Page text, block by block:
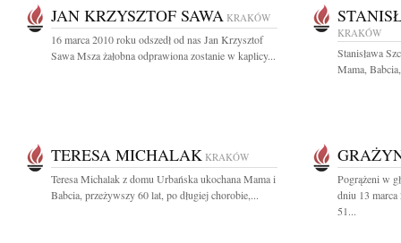
JAN KRZYSZTOF SAWA KRAKÓW
16 marca 2010 roku odszedł od nas Jan Krzysztof
Sawa Msza żałobna odprawiona zostanie w kaplicy...
KRAKÓW
Stanisława
Mama,
TERESA MICHALAK KRAKÓW
Teresa Michalak z domu Urbańska ukochana Mama i
Babcia, przeżywszy 60 lat, po długiej chorobie,...
Pogrążeni w
dniu 13 marca
51...